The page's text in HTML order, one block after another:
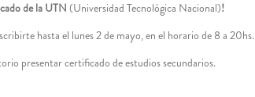
de la UTN (Universidad Tecnológica Nacional)!
hasta el lunes 2 de mayo, en el horario de 8 a 20hs.
presentar certificado de estudios secundarios.